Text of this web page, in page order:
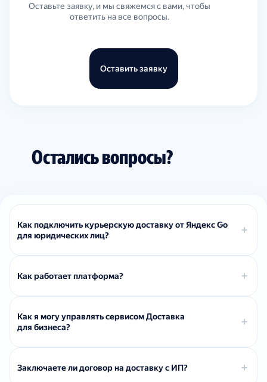
Оставьте заявку, и мы свяжемся с вами, чтобы
ответить на все вопросы.
Оставить заявку
Остались вопросы?
Как подключить курьерскую доставку от Яндекс Go
для юридических лиц?
Как работает платформа?
Как я могу управлять сервисом Доставка
для бизнеса?
Заключаете ли договор на доставку с ИП?